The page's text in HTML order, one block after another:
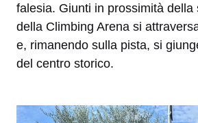
falesia. Giunti in prossimità della
della Climbing Arena si
e, rimanendo sulla pista, si
del centro storico.